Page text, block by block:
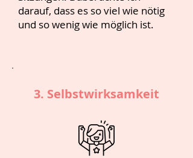
darauf, dass es so viel wie nötig
und so wenig wie möglich ist.
3. Selbstwirksamkeit